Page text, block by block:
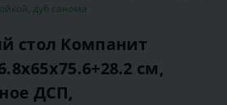
дуб санома
стол Компанит
см,
ДСП,